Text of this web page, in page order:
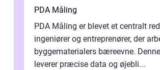
PDA Måling
PDA Måling er blevet et centralt
ingeniører og entreprenører, der
byggematerialers bæreevne.
leverer præcise data og øjebli...